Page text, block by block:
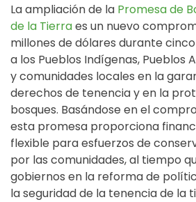
La ampliación de la Promesa de
de la Tierraes un nuevo
millones de dólares durante
a los Pueblos Indígenas, Pueblos
y comunidades locales en la
derechos de tenencia y en la
bosques. Basándose en el
esta promesa proporciona
flexible para esfuerzos de
por las comunidades, al tiempo
gobiernos en la reforma de
la seguridad de la tenencia de la